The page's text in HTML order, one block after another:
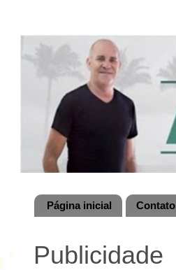
Página inicial Contato
Publicidade